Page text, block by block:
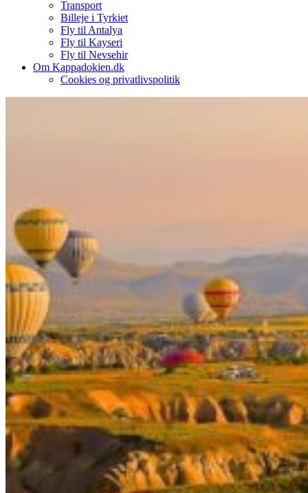
Transport
Billeje i Tyrkiet
Fly til Antalya
Fly til Kayseri
Fly til Nevsehir
Om Kappadokien.dk
Cookies og privatlivspolitik